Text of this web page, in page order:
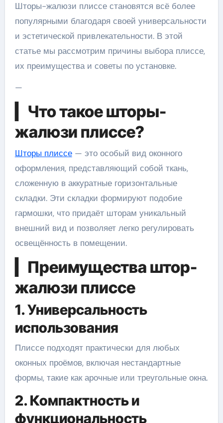
Шторы-жалюзи плиссе становятся всё более
популярными благодаря своей универсальности
и эстетической привлекательности. В этой
статье мы рассмотрим причины выбора плиссе,
их преимущества и советы по установке.
—
▎Что такое шторы-
жалюзи плиссе?
Шторы плиссе— это особый вид оконного
оформления, представляющий собой ткань,
сложенную в аккуратные горизонтальные
складки. Эти складки формируют подобие
гармошки, что придаёт шторам уникальный
внешний вид и позволяет легко регулировать
освещённость в помещении.
▎Преимущества штор-
жалюзи плиссе
1. Универсальность
использования
Плиссе подходят практически для любых
оконных проёмов, включая нестандартные
формы, такие как арочные или треугольные окна.
2. Компактность и
функциональность